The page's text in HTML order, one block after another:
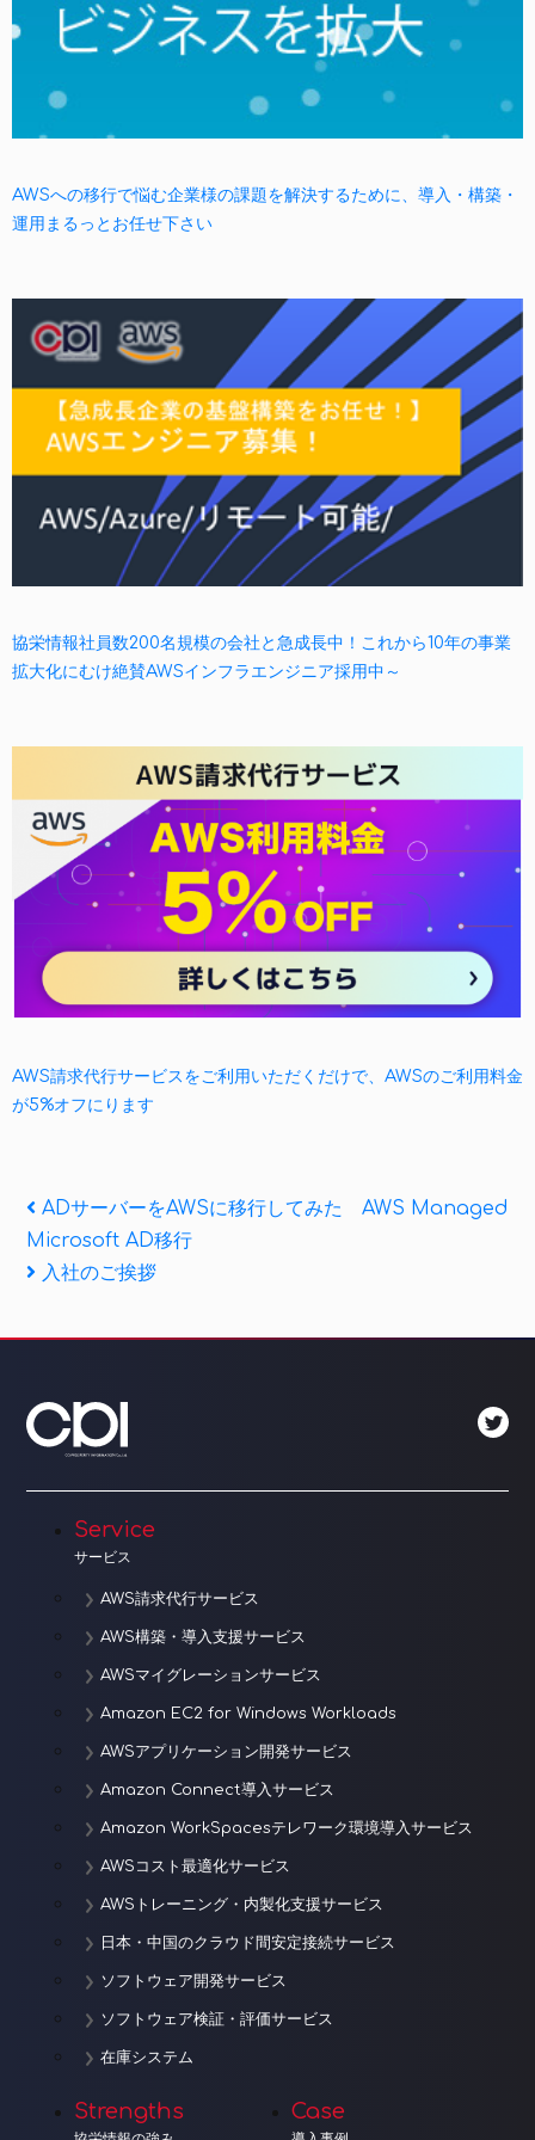
AWSへの移行で悩む企業様の課題を解決するために、導入・構築・
運用まるっとお任せ下さい
協栄情報社員数200名規模の会社と急成長中！これから10年の事業
拡大化にむけ絶賛AWSインフラエンジニア採用中～
AWS請求代行サービスをご利用いただくだけで、AWSのご利用料金
が5%オフにります
投
稿
ビ
ゲ
ー
シ
ョ
Previous
Post
ADサーバーをAWSに移行してみた AWS Managed
Microsoft AD移行
Next
入社のご挨拶
Service
サービス
AWS請求代行サービス
AWS構築・導入支援サービス
AWSマイグレーションサービス
Amazon EC2 for Windows Workloads
AWSアプリケーション開発サービス
Amazon Connect導入サービス
Amazon WorkSpacesテレワーク環境導入サービス
AWSコスト最適化サービス
AWSトレーニング・内製化支援サービス
日本・中国のクラウド間安定接続サービス
ソフトウェア開発サービス
ソフトウェア検証・評価サービス
在庫システム
Strengths Case